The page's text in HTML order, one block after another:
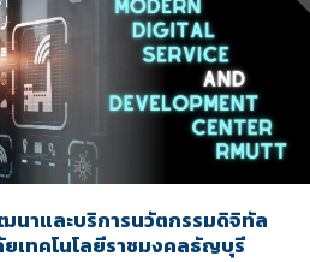
นาและบริการนวัตกรรมดิจิทัล
เทคโนโลยีราชมงคลธัญบุรี